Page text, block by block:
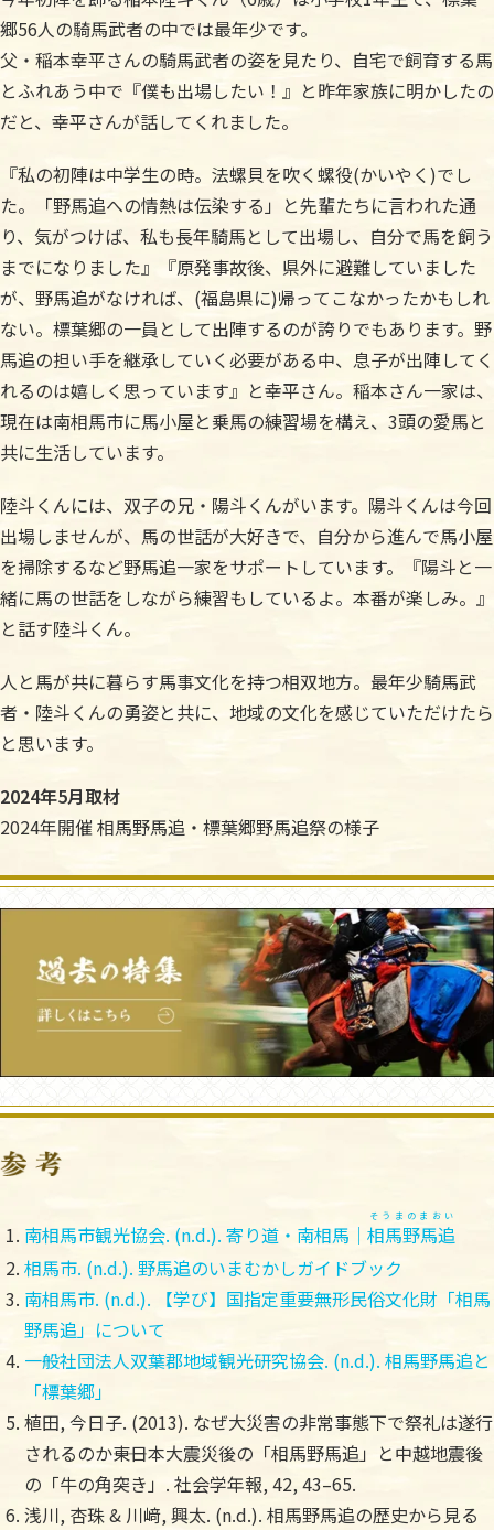
郷56人の騎馬武者の中では最年少です。
父・稲本幸平さんの騎馬武者の姿を見たり、自宅で飼育する馬
とふれあう中で『僕も出場したい！』と昨年家族に明かしたの
だと、幸平さんが話してくれました。
『私の初陣は中学生の時。法螺貝を吹く螺役(かいやく)でし
た。「野馬追への情熱は伝染する」と先輩たちに言われた通
り、気がつけば、私も長年騎馬として出場し、自分で馬を飼う
までになりました』『原発事故後、県外に避難していました
が、野馬追がなければ、(福島県に)帰ってこなかったかもしれ
ない。標葉郷の一員として出陣するのが誇りでもあります。野
馬追の担い手を継承していく必要がある中、息子が出陣してく
れるのは嬉しく思っています』と幸平さん。稲本さん一家は、
現在は南相馬市に馬小屋と乗馬の練習場を構え、3頭の愛馬と
共に生活しています。
陸斗くんには、双子の兄・陽斗くんがいます。陽斗くんは今回
出場しませんが、馬の世話が大好きで、自分から進んで馬小屋
を掃除するなど野馬追一家をサポートしています。『陽斗と一
緒に馬の世話をしながら練習もしているよ。本番が楽しみ。』
と話す陸斗くん。
人と馬が共に暮らす馬事文化を持つ相双地方。最年少騎馬武
者・陸斗くんの勇姿と共に、地域の文化を感じていただけたら
と思います。
2024年5月取材
2024年開催 相馬野馬追・標葉郷野馬追祭の様子
南相馬市観光協会. (n.d.). 寄り道・南相馬｜相馬野馬追
そうまのまおい
相馬市. (n.d.). 野馬追のいまむかしガイドブック
南相馬市. (n.d.). 【学び】国指定重要無形民俗文化財「相馬
野馬追」について
一般社団法人双葉郡地域観光研究協会. (n.d.). 相馬野馬追と
「標葉郷」
植田, 今日子. (2013). なぜ大災害の非常事態下で祭礼は遂行
されるのか――東日本大震災後の「相馬野馬追」と中越地震後
の「牛の角突き」. 社会学年報, 42, 43–65.
浅川, 杏珠 & 川﨑, 興太. (n.d.). 相馬野馬追の歴史から見る